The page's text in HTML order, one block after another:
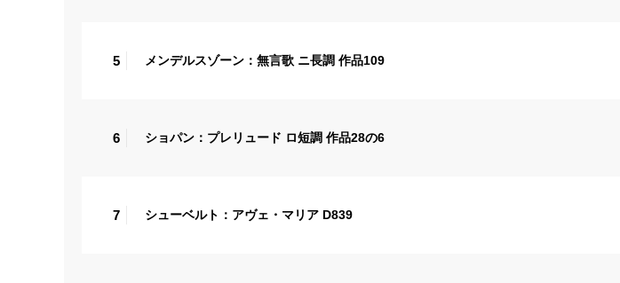
5 メンデルスゾーン：無言歌 ニ長調 作品109
6 ショパン：プレリュード ロ短調 作品28の6
7 シューベルト：アヴェ・マリア D839